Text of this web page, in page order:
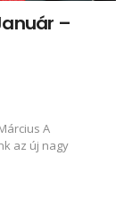
​–
A
az új nagy